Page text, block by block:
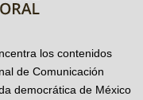
los contenidos
de Comunicación
democrática de México